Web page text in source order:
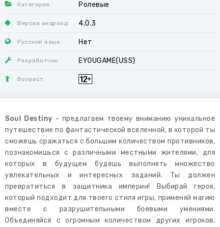
Категория: Ролевые
Версия андроид: 4.0.3
Русский язык: Нет
Разработчик: EYOUGAME(USS)
Возраст:
Soul Destiny - предлагаем твоему вниманию уникальное
путешествие по фантастической вселенной, в которой ты
сможешь сражаться с большим количеством противников,
познакомишься с различными местными жителями, для
которых в будущем будешь выполнять множество
увлекательных и интересных заданий. Ты должен
превратиться в защитника империи! Выбирай героя,
который подходит для твоего стиля игры, применяй магию
вместе с разрушительными боевыми умениями.
Объединяйся с огромным количеством других игроков,